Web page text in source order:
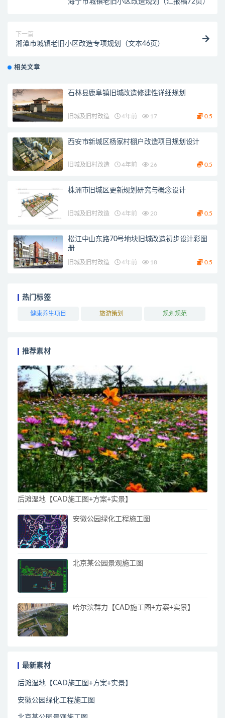
海宁市城镇老旧小区改造规划（汇报稿72页）
下一篇
湘潭市城镇老旧小区改造专项规划（文本46页）
相关文章
石林县鹿阜镇旧城改造修建性详细规划
旧城及旧村改造 4年前 17 0.5
西安市新城区杨家村棚户改造项目规划设计
旧城及旧村改造 4年前 26 0.5
株洲市旧城区更新规划研究与概念设计
旧城及旧村改造 4年前 20 0.5
松江中山东路70号地块旧城改造初步设计彩图
册
旧城及旧村改造 4年前 18 0.5
热门标签
健康养生项目 旅游策划 规划规范
推荐素材
后滩湿地【CAD施工图+方案+实景】
安徽公园绿化工程施工图
北京某公园景观施工图
哈尔滨群力【CAD施工图+方案+实景】
最新素材
后滩湿地【CAD施工图+方案+实景】
安徽公园绿化工程施工图